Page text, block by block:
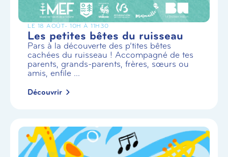
LE 18 AOÛT- 10H À 11H30
Les petites bêtes du ruisseau
Pars à la découverte des p’tites bêtes
cachées du ruisseau ! Accompagné de tes
parents, grands-parents, frères, sœurs ou
amis, enfile ...
Découvrir